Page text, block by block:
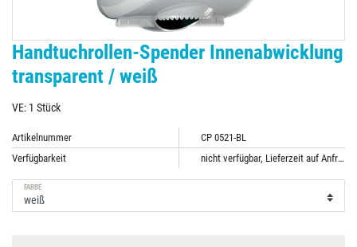
Handtuchrollen-Spender Innenabwicklung
transparent / weiß
VE: 1 Stück
Artikelnummer
CP 0521-BL
Verfügbarkeit
nicht verfügbar, Lieferzeit auf Anfrage
FARBE